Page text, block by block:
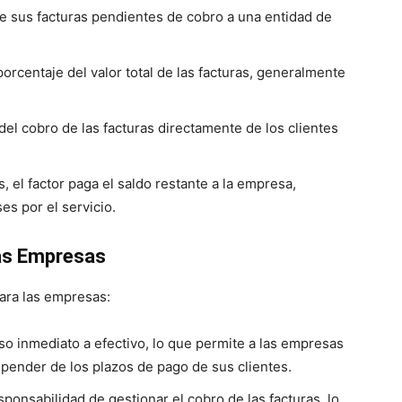
sus facturas pendientes de cobro a una entidad de
del valor total de las facturas, generalmente
cobro de las facturas directamente de los clientes
el factor paga el saldo restante a la empresa,
por el servicio.
Empresas
las empresas:
inmediato a efectivo, lo que permite a las empresas
de los plazos de pago de sus clientes.